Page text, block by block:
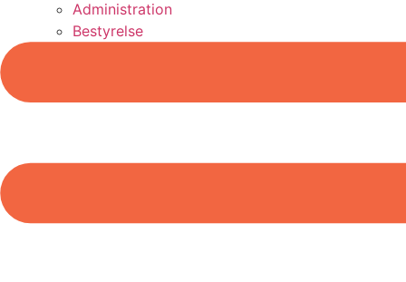
Administration
Bestyrelse